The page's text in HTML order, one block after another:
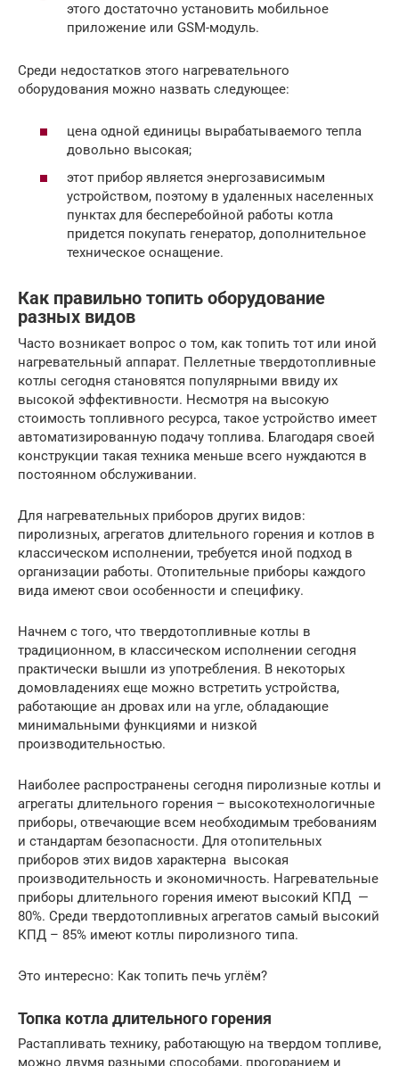
этого достаточно установить мобильное
приложение или GSM-модуль.
Среди недостатков этого нагревательного
оборудования можно назвать следующее:
цена одной единицы вырабатываемого тепла
довольно высокая;
этот прибор является энергозависимым
устройством, поэтому в удаленных населенных
пунктах для бесперебойной работы котла
придется покупать генератор, дополнительное
техническое оснащение.
Как правильно топить оборудование
разных видов
Часто возникает вопрос о том, как топить тот или иной
нагревательный аппарат. Пеллетные твердотопливные
котлы сегодня становятся популярными ввиду их
высокой эффективности. Несмотря на высокую
стоимость топливного ресурса, такое устройство имеет
автоматизированную подачу топлива. Благодаря своей
конструкции такая техника меньше всего нуждаются в
постоянном обслуживании.
Для нагревательных приборов других видов:
пиролизных, агрегатов длительного горения и котлов в
классическом исполнении, требуется иной подход в
организации работы. Отопительные приборы каждого
вида имеют свои особенности и специфику.
Начнем с того, что твердотопливные котлы в
традиционном, в классическом исполнении сегодня
практически вышли из употребления. В некоторых
домовладениях еще можно встретить устройства,
работающие ан дровах или на угле, обладающие
минимальными функциями и низкой
производительностью.
Наиболее распространены сегодня пиролизные котлы и
агрегаты длительного горения – высокотехнологичные
приборы, отвечающие всем необходимым требованиям
и стандартам безопасности. Для отопительных
приборов этих видов характерна высокая
производительность и экономичность. Нагревательные
приборы длительного горения имеют высокий КПД —
80%. Среди твердотопливных агрегатов самый высокий
КПД – 85% имеют котлы пиролизного типа.
Это интересно: Как топить печь углём?
Топка котла длительного горения
Растапливать технику, работающую на твердом топливе,
можно двумя разными способами, прогоранием и